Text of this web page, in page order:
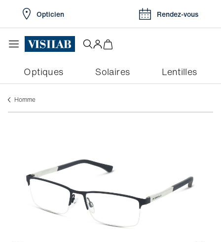
Opticien Rendez-vous
Optiques Solaires Lentilles
Homme